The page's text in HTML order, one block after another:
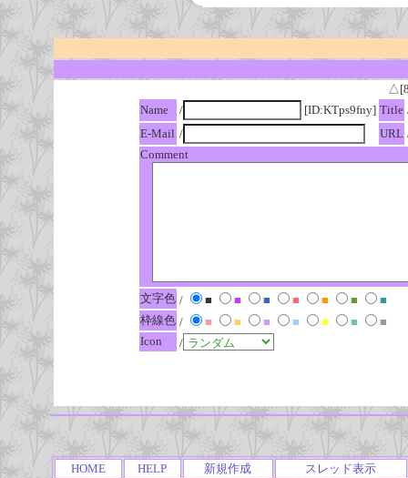
Name
/ [ID:KTps9fny] Title
E-Mail / URL
Comment
文字色 / ■ ■ ■ ■ ■ ■
■
枠線色 / ■ ■ ■ ■ ■ ■
■
Icon
/
HOME HELP 新規作成 スレッド表示